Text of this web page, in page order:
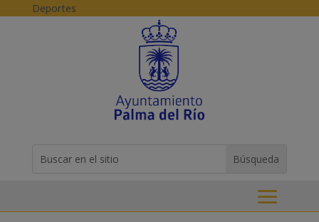
Skip to content
Deportes
for...